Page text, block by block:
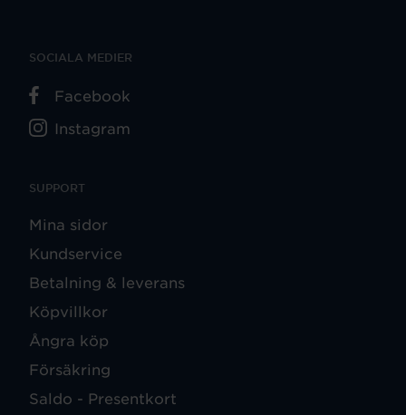
SUPPORT
Mina sidor
Kundservice
Betalning & leverans
Köpvillkor
Ångra köp
Försäkring
Saldo - Presentkort
SOCIALA MEDIER
Facebook
Instagram